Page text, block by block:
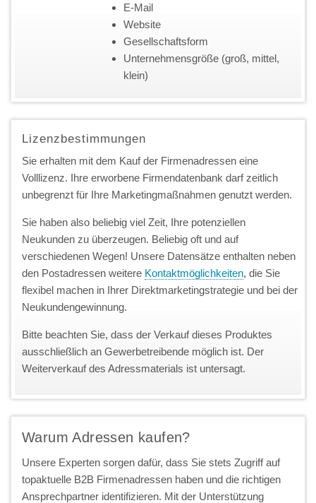
E-Mail
Website
Gesellschaftsform
Unternehmensgröße (groß, mittel,
klein)
Lizenzbestimmungen
Sie erhalten mit dem Kauf der Firmenadressen eine
Volllizenz. Ihre erworbene Firmendatenbank darf zeitlich
unbegrenzt für Ihre Marketingmaßnahmen genutzt werden.
Sie haben also beliebig viel Zeit, Ihre potenziellen
Neukunden zu überzeugen. Beliebig oft und auf
verschiedenen Wegen! Unsere Datensätze enthalten neben
den Postadressen weitere Kontaktmöglichkeiten, die Sie
flexibel machen in Ihrer Direktmarketingstrategie und bei der
Neukundengewinnung.
Bitte beachten Sie, dass der Verkauf dieses Produktes
ausschließlich an Gewerbetreibende möglich ist. Der
Weiterverkauf des Adressmaterials ist untersagt.
Warum Adressen kaufen?
Unsere Experten sorgen dafür, dass Sie stets Zugriff auf
topaktuelle B2B Firmenadressen haben und die richtigen
Ansprechpartner identifizieren. Mit der Unterstützung